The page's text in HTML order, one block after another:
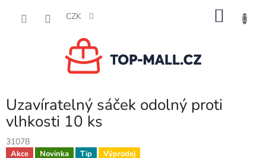
CZK
Uzavíratelný sáček odolný proti
vlhkosti 10 ks
31078
Akce Novinka Tip Výprodej